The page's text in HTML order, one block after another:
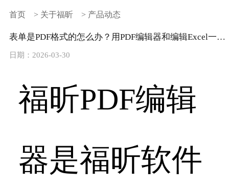
首页 > 关于福昕 > 产品动态
表单是PDF格式的怎么办？用PDF编辑器和编辑Excel一样简单！
日期：2026-03-30
福昕PDF编辑
器是福昕软件